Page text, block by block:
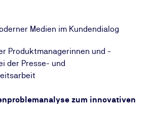
Medien im Kundendialog
Produktmanagerinnen und -
der Presse- und
zum innovativen